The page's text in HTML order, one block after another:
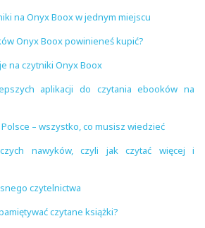
na Onyx Boox w jednym miejscu
Onyx Boox powinieneś kupić?
na czytniki Onyx Boox
aplikacji do czytania ebooków na
– wszystko, co musisz wiedzieć
nawyków, czyli jak czytać więcej i
czytelnictwa
czytane książki?